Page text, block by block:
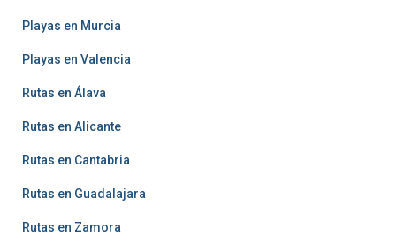
Playas en Murcia
Playas en Valencia
Rutas en Álava
Rutas en Alicante
Rutas en Cantabria
Rutas en Guadalajara
Rutas en Zamora